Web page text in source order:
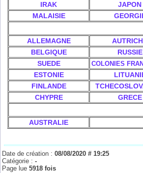
IRAK
JAPON
MALAISIE
ALLEMAGNE
BELGIQUE
RUSSIE
SUEDE
COLONIES
ESTONIE
FINLANDE
CHYPRE
GRECE
AUSTRALIE
Date de création :08/08/2020 # 19:25
Catégorie :-
Page lue5918 fois